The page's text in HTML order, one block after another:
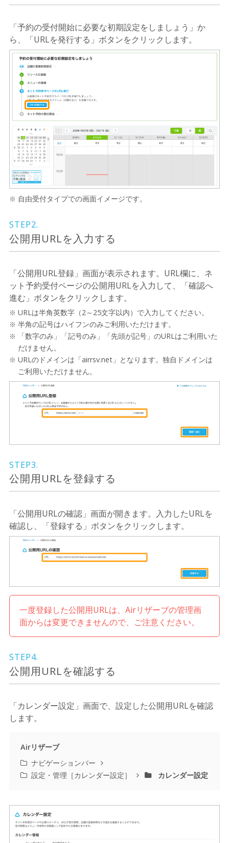
「予約の受付開始に必要な初期設定をしましょう」か
ら、「URLを発行する」ボタンをクリックします。
自由受付タイプでの画面イメージです。
STEP2.
公開用URLを入力する
「公開用URL登録」画面が表示されます。URL欄に、ネ
ット予約受付ページの公開用URLを入力して、「確認へ
進む」ボタンをクリックします。
URLは半角英数字（2～25文字以内）で入力してください。
半角の記号はハイフンのみご利用いただけます。
「数字のみ」「記号のみ」「先頭が記号」のURLはご利用いた
だけません。
URLのドメインは「airrsv.net」となります。独自ドメインは
ご利用いただけません。
STEP3.
公開用URLを登録する
「公開用URLの確認」画面が開きます。入力したURLを
確認し、「登録する」ボタンをクリックします。
一度登録した公開用URLは、Airリザーブの管理画
面からは変更できませんので、ご注意ください。
STEP4.
公開用URLを確認する
「カレンダー設定」画面で、設定した公開用URLを確認
します。
Airリザーブ
ナビゲーションバー
設定・管理［カレンダー設定］
カレンダー設定